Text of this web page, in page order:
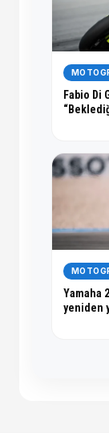
Fabio Di
Yamaha
yeniden